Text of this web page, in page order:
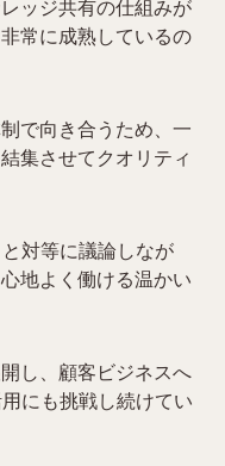
ッジ共有の仕組みが
常に成熟しているの
で向き合うため、一
集させてクオリティ
対等に議論しなが
地よく働ける温かい
し、顧客ビジネスへ
にも挑戦し続けてい